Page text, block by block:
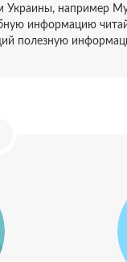
Украины, например
информацию
полезную